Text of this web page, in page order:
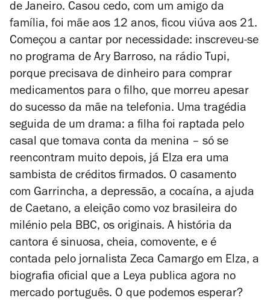
de Janeiro. Casou cedo, com um amigo da
família, foi mãe aos 12 anos, ficou viúva aos 21.
Começou a cantar por necessidade: inscreveu-se
no programa de Ary Barroso, na rádio Tupi,
porque precisava de dinheiro para comprar
medicamentos para o filho, que morreu apesar
do sucesso da mãe na telefonia. Uma tragédia
seguida de um drama: a filha foi raptada pelo
casal que tomava conta da menina – só se
reencontram muito depois, já Elza era uma
sambista de créditos firmados. O casamento
com Garrincha, a depressão, a cocaína, a ajuda
de Caetano, a eleição como voz brasileira do
milénio pela BBC, os originais. A história da
cantora é sinuosa, cheia, comovente, e é
contada pelo jornalista Zeca Camargo em Elza, a
biografia oficial que a Leya publica agora no
mercado português. O que podemos esperar?